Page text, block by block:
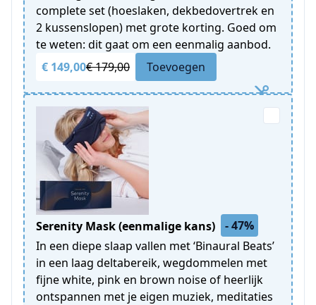
complete set (hoeslaken, dekbedovertrek en
2 kussenslopen) met grote korting. Goed om
te weten: dit gaat om een eenmalig aanbod.
€ 149,00€ 179,00 Toevoegen
Serenity Mask (eenmalige kans)
- 47%
In een diepe slaap vallen met ‘Binaural Beats’
in een laag deltabereik, wegdommelen met
fijne white, pink en brown noise of heerlijk
ontspannen met je eigen muziek, meditaties